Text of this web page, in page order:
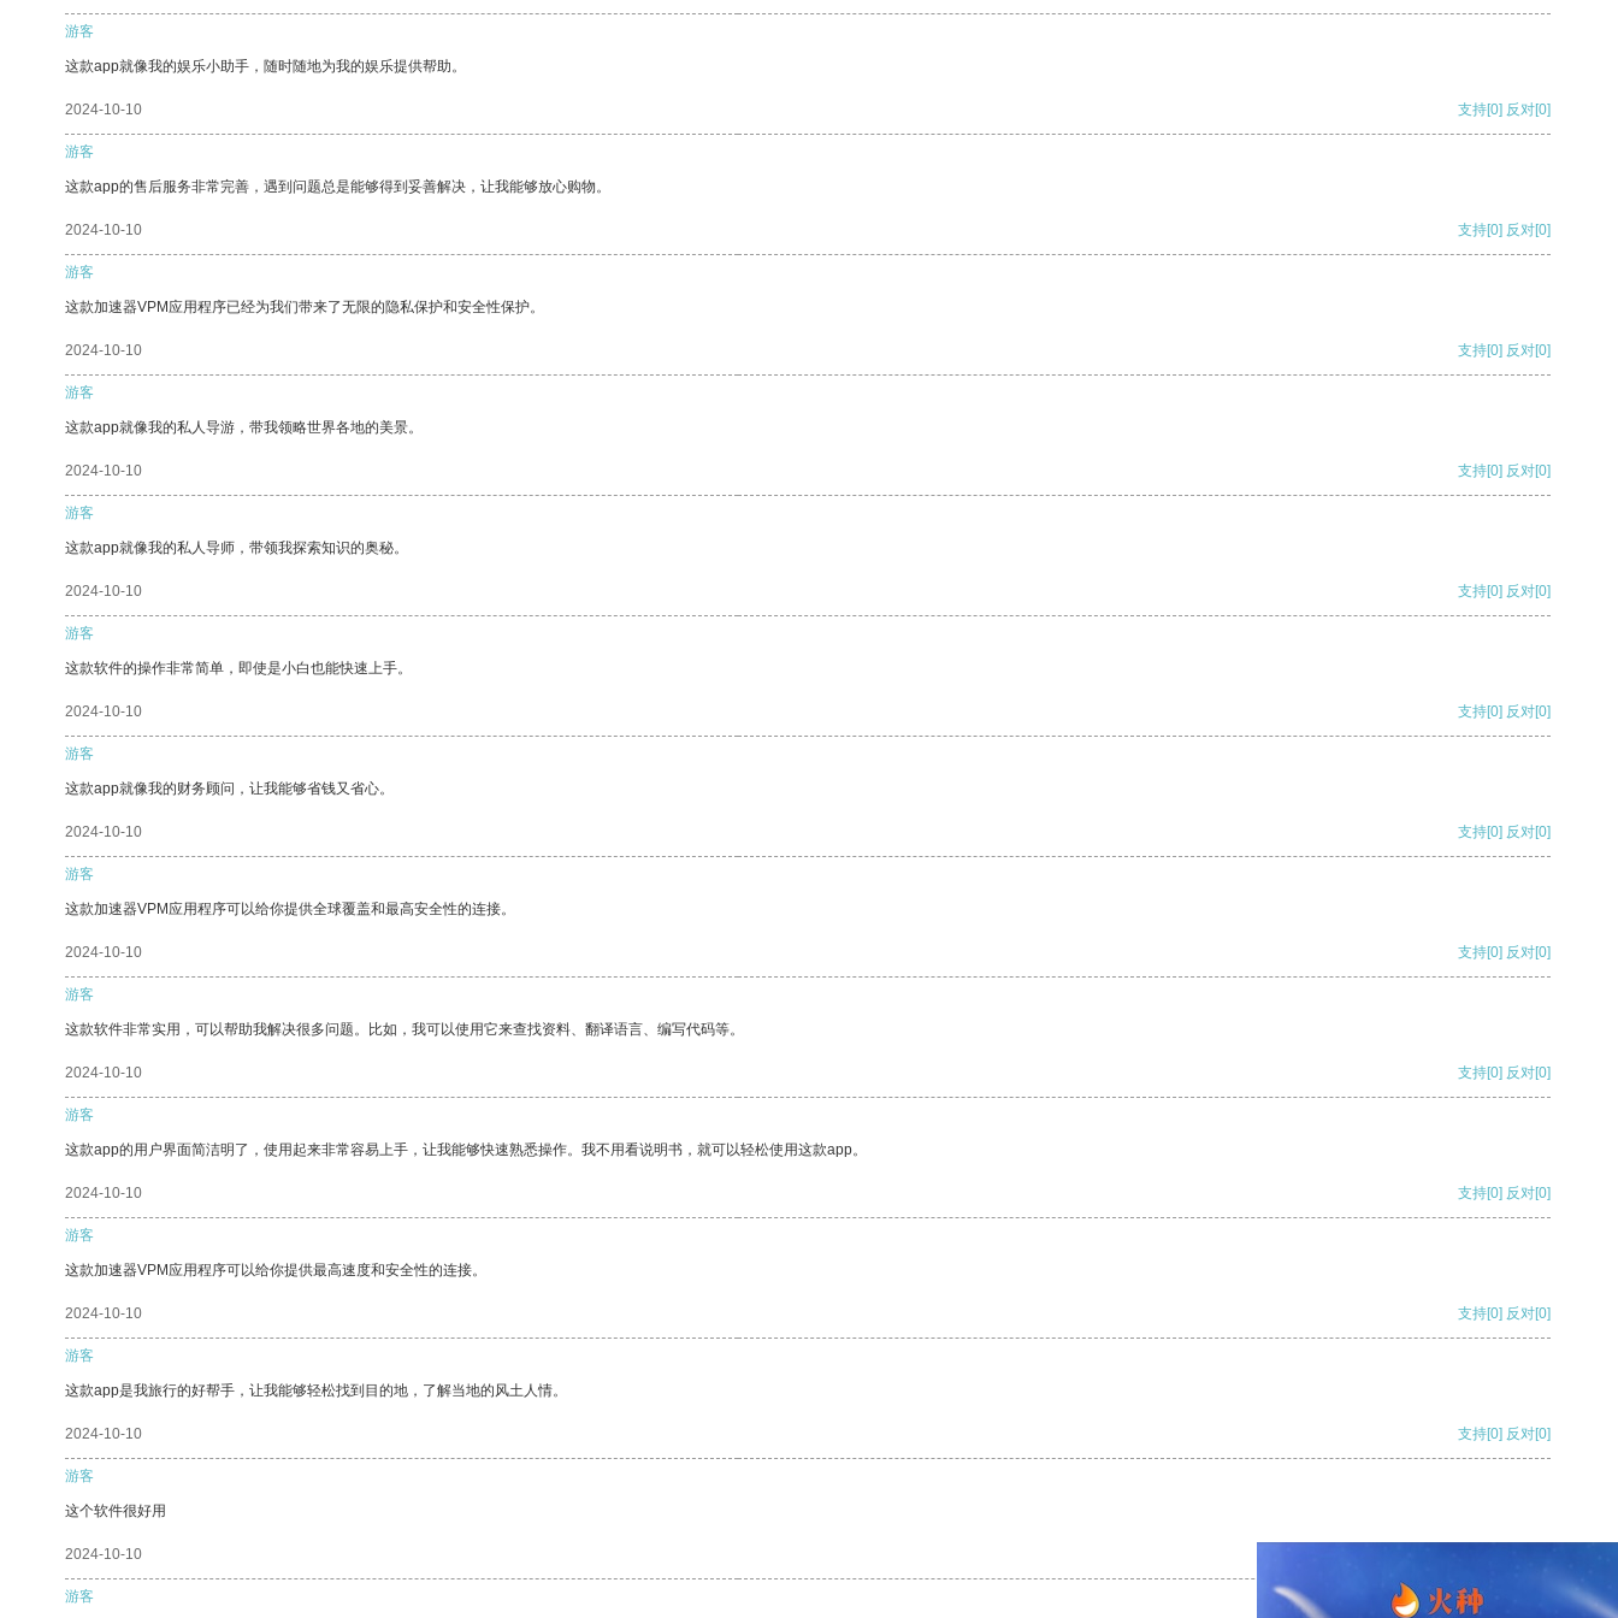
游客
这款app就像我的娱乐小助手，随时随地为我的娱乐提供帮助。
2024-10-10 支持[0] 反对[0]
游客
这款app的售后服务非常完善，遇到问题总是能够得到妥善解决，让我能够放心购物。
2024-10-10 支持[0] 反对[0]
游客
这款加速器VPM应用程序已经为我们带来了无限的隐私保护和安全性保护。
2024-10-10 支持[0] 反对[0]
游客
这款app就像我的私人导游，带我领略世界各地的美景。
2024-10-10 支持[0] 反对[0]
游客
这款app就像我的私人导师，带领我探索知识的奥秘。
2024-10-10 支持[0] 反对[0]
游客
这款软件的操作非常简单，即使是小白也能快速上手。
2024-10-10 支持[0] 反对[0]
游客
这款app就像我的财务顾问，让我能够省钱又省心。
2024-10-10 支持[0] 反对[0]
游客
这款加速器VPM应用程序可以给你提供全球覆盖和最高安全性的连接。
2024-10-10 支持[0] 反对[0]
游客
这款软件非常实用，可以帮助我解决很多问题。比如，我可以使用它来查找资料、翻译语言、编写代码等。
2024-10-10 支持[0] 反对[0]
游客
这款app的用户界面简洁明了，使用起来非常容易上手，让我能够快速熟悉操作。我不用看说明书，就可以轻松使用这款app。
2024-10-10 支持[0] 反对[0]
游客
这款加速器VPM应用程序可以给你提供最高速度和安全性的连接。
2024-10-10 支持[0] 反对[0]
游客
这款app是我旅行的好帮手，让我能够轻松找到目的地，了解当地的风土人情。
2024-10-10 支持[0] 反对[0]
游客
这个软件很好用
2024-10-10
游客